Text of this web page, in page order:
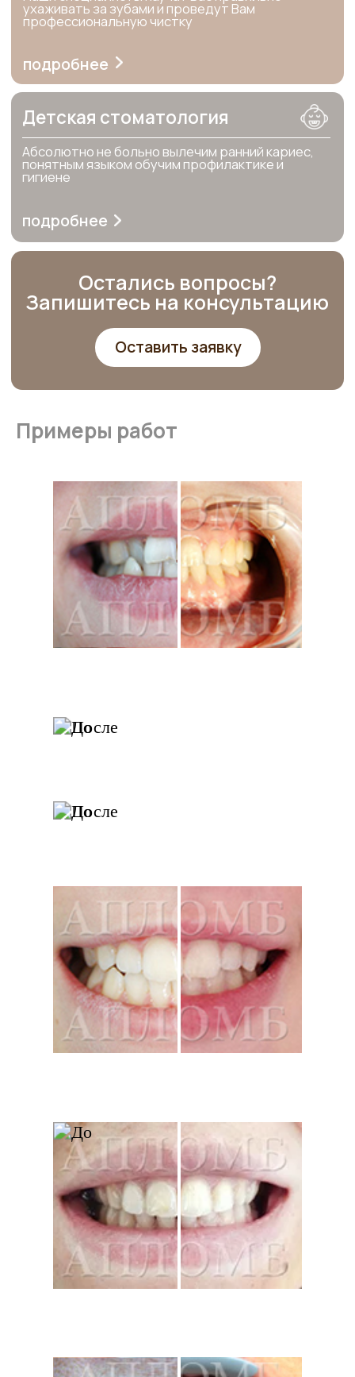
Примеры работ
Оставить свой
отзыв
Перейти
хирургия